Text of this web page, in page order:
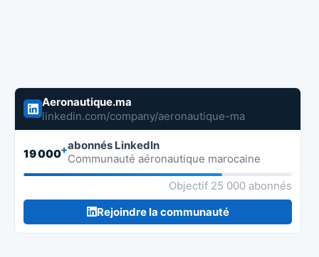
Aeronautique.ma
linkedin.com/company/aeronautique-ma
19 000+abonnés LinkedIn
Communauté aéronautique marocaine
Objectif 25 000 abonnés
Rejoindre la communauté